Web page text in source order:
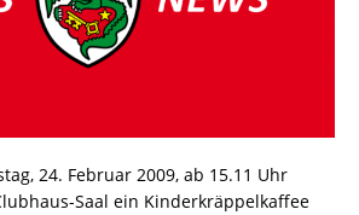
24. Februar 2009, ab 15.11 Uhr
Saal ein Kinderkräppelkaffee